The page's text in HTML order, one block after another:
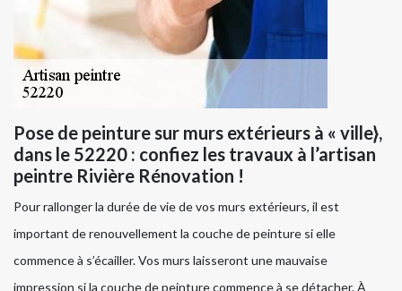
Pose de peinture sur murs extérieurs à « ville},
dans le 52220 : confiez les travaux à l’artisan
peintre Rivière Rénovation !
Pour rallonger la durée de vie de vos murs extérieurs, il est
important de renouvellement la couche de peinture si elle
commence à s’écailler. Vos murs laisseront une mauvaise
impression si la couche de peinture commence à se détacher. À